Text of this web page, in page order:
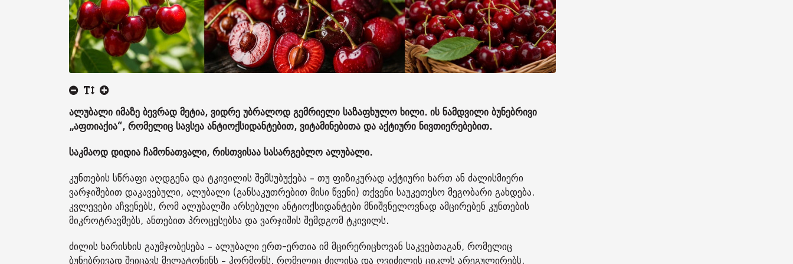
ალუბალი იმაზე ბევრად მეტია, ვიდრე უბრალოდ გემრიელი საზაფხულო ხილი. ის ნამდვილი ბუნებრივი
„აფთიაქია“, რომელიც სავსეა ანტიოქსიდანტებით, ვიტამინებითა და აქტიური ნივთიერებებით.
საკმაოდ დიდია ჩამონათვალი, რისთვისაა სასარგებლო ალუბალი.
კუნთების სწრაფი აღდგენა და ტკივილის შემსუბუქება – თუ ფიზიკურად აქტიური ხართ ან ძალისმიერი
ვარჯიშებით დაკავებული, ალუბალი (განსაკუთრებით მისი წვენი) თქვენი საუკეთესო მეგობარი გახდება.
კვლევები აჩვენებს, რომ ალუბალში არსებული ანტიოქსიდანტები მნიშვნელოვნად ამცირებენ კუნთების
მიკროტრავმებს, ანთებით პროცესებსა და ვარჯიშის შემდგომ ტკივილს.
ძილის ხარისხის გაუმჯობესება – ალუბალი ერთ-ერთია იმ მცირერიცხოვან საკვებთაგან, რომელიც
ბუნებრივად შეიცავს მელატონინს – ჰორმონს, რომელიც ძილისა და ღვიძილის ციკლს არეგულირებს.